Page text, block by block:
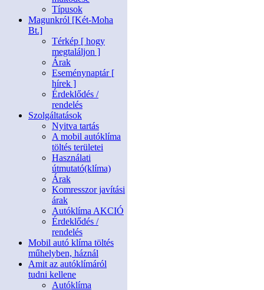
Típusok
Magunkról [Két-Moha
Bt.]
Térkép [ hogy
megtaláljon ]
Árak
Eseménynaptár [
hírek ]
Érdeklődés /
rendelés
Szolgáltatások
Nyitva tartás
A mobil autóklíma
töltés területei
Használati
útmutató(klíma)
Árak
Komresszor javítási
árak
Autóklíma AKCIÓ
Érdeklődés /
rendelés
Mobil autó klíma töltés
műhelyben, háznál
Amit az autóklímáról
tudni kellene
Autóklíma